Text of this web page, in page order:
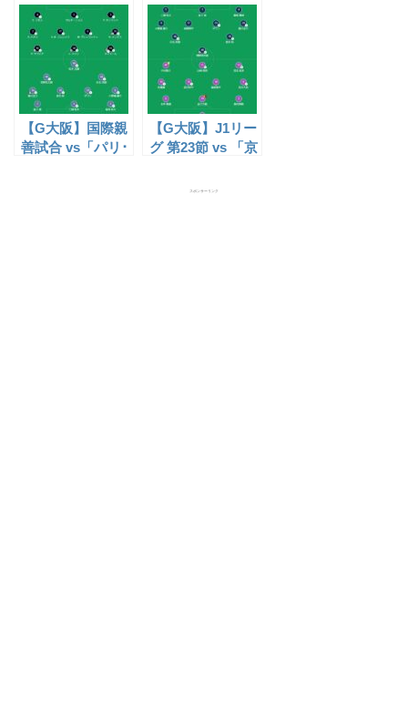
ズ（J1）」試合
レポ【22/07/13】
（J1）」試合レ
ポ【22/07/16】
【G大阪】国際親
善試合 vs「パリ･
【G大阪】J1リー
グ 第23節 vs 「京
スポンサーリンク